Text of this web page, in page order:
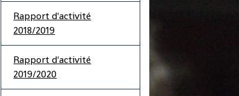
Rapport d'activité
2018/2019
Rapport d'activité
2019/2020